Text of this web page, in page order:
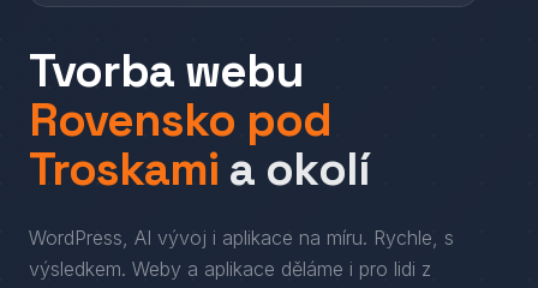
Tvorba webu
Rovensko pod
Troskami a okolí
WordPress, AI vývoj i aplikace na míru. Rychle, s
výsledkem. Weby a aplikace děláme i pro lidi z